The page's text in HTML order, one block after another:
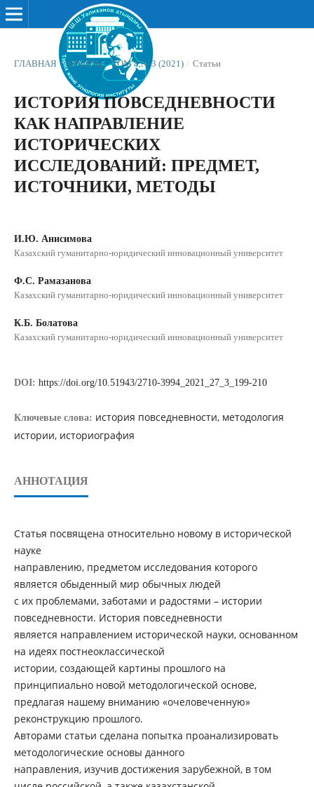
ГЛАВНАЯ / АРХИВЫ / ТОМ 8 № 3 (2021) / Статьи
ИСТОРИЯ ПОВСЕДНЕВНОСТИ
КАК НАПРАВЛЕНИЕ
ИСТОРИЧЕСКИХ
ИССЛЕДОВАНИЙ: ПРЕДМЕТ,
ИСТОЧНИКИ, МЕТОДЫ
И.Ю. Анисимова
Казахский гуманитарно-юридический инновационный университет
Ф.С. Рамазанова
Казахский гуманитарно-юридический инновационный университет
К.Б. Болатова
Казахский гуманитарно-юридический инновационный университет
DOI: https://doi.org/10.51943/2710-3994_2021_27_3_199-210
Ключевые слова: история повседневности, методология
истории, историография
АННОТАЦИЯ
Статья посвящена относительно новому в исторической
науке
направлению, предметом исследования которого
является обыденный мир обычных людей
с их проблемами, заботами и радостями – истории
повседневности. История повседневности
является направлением исторической науки, основанном
на идеях постнеоклассической
истории, создающей картины прошлого на
принципиально новой методологической основе,
предлагая нашему вниманию «очеловеченную»
реконструкцию прошлого.
Авторами статьи сделана попытка проанализировать
методологические основы данного
направления, изучив достижения зарубежной, в том